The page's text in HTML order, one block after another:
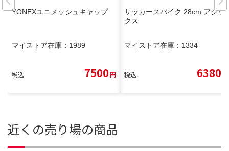
YONEXユニメッシュキャップ
マイストア在庫： 1989
税込 7500円
サッカースパイク 28cm アシッ
クス
マイストア在庫： 1334
税込 6380
近くの売り場の商品